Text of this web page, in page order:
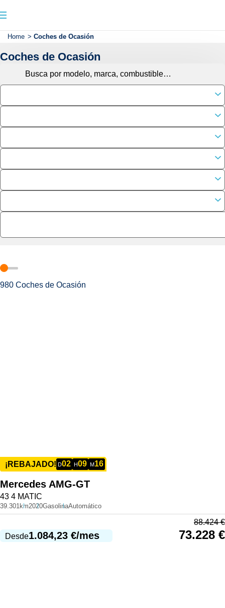
Home > Coches de Ocasión
Coches de Ocasión
980 Coches de Ocasión
¡REBAJADO! D02 H09 M16
Mercedes AMG-GT
43 4 MATIC
39.301km2020GasolinaAutomático
Desde1.084,23 €/mes
88.424€
73.228 €